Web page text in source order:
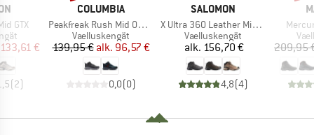
GTX
hinta
133,61 €
(2)
MERKKI
COLUMBIA
Tuote
Peakfreak Rush Mid Outdry
Tuoteryhmä
Vaelluskengät
Hinta
139,95 € Alennettu hinta
alk. 96,57 €
0,0(0)
MERKKI
SALOMON
Tuote
X Ultra 360 Leather Mid GORE-TEX
Tuoteryhmä
Vaelluskengät
Hinta
alk. 156,70 €
4,8(4)
Tuote
209,95